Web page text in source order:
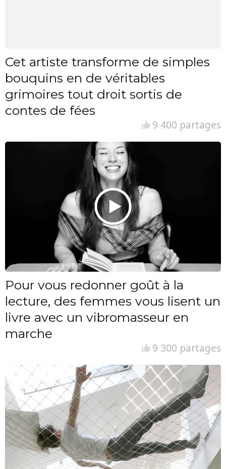
Cet artiste transforme de simples
bouquins en de véritables
grimoires tout droit sortis de
contes de fées
9 400 partages
Pour vous redonner goût à la
lecture, des femmes vous lisent un
livre avec un vibromasseur en
marche
9 300 partages